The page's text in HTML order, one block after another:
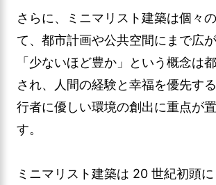
さらに、ミニマリスト建築は個々
て、都市計画や公共空間にまで広が
「少ないほど豊か」という概念は
され、人間の経験と幸福を優先す
行者に優しい環境の創出に重点が
す。
ミニマリスト建築は 20 世紀初頭